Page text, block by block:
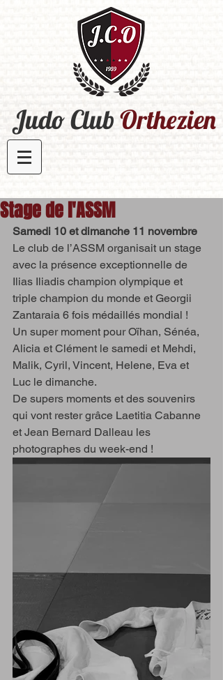
Judo ClubOrthezien​
Stage de l'ASSM
Samedi 10 et dimanche 11 novembre
Le club de l’ASSM organisait un stage
avec la présence exceptionnelle de
Ilias Iliadis champion olympique et
triple champion du monde et Georgii
Zantaraia 6 fois médaillés mondial !
Un super moment pour Oïhan, Sénéa,
Alicia et Clément le samedi et Mehdi,
Malik, Cyril, Vincent, Helene, Eva et
Luc le dimanche.
De supers moments et des souvenirs
qui vont rester grâce Laetitia Cabanne
et Jean Bernard Dalleau les
photographes du week-end !